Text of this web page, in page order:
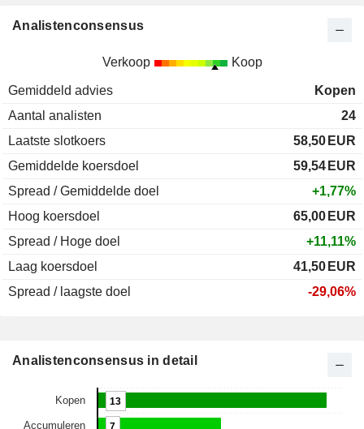
Analistenconsensus
Verkoop Koop
Gemiddeld advies
Kopen
Aantal analisten
24
Laatste slotkoers
58,50 EUR
Gemiddelde koersdoel
59,54 EUR
Spread / Gemiddelde doel
+1,77%
Hoog koersdoel
65,00 EUR
Spread / Hoge doel
+11,11%
Laag koersdoel
41,50 EUR
Spread / laagste doel
-29,06%
Analistenconsensus in detail